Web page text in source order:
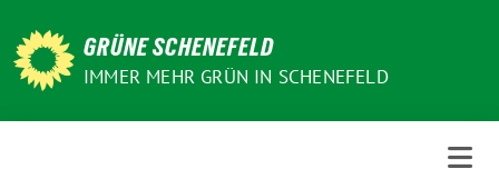
zum
Inhalt
GRÜNE SCHENEFELD
IMMER MEHR GRÜN IN SCHENEFELD